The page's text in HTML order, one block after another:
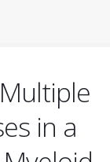
in a